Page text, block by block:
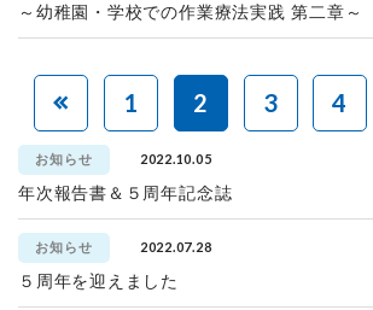
～幼稚園・学校での作業療法実践 第二章～
1 2 3 4
お知らせ 2022.10.05
年次報告書＆５周年記念誌
お知らせ 2022.07.28
５周年を迎えました